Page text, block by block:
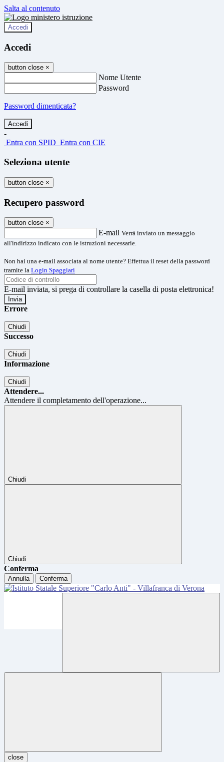
Salta al contenuto
Accedi
Accedi
button close ×
Nome Utente
Password
Password dimenticata?
-
Entra con SPID Entra con CIE
Seleziona utente
button close ×
Recupero password
button close ×
E-mail Verrà inviato un messaggio
all'indirizzo indicato con le istruzioni necessarie.
Non hai una e-mail associata al nome utente? Effettua il reset della password
tramite la Login Spaggiari
E-mail inviata, si prega di controllare la casella di posta elettronica!
Errore
Chiudi
Successo
Chiudi
Informazione
Chiudi
Attendere...
Attendere il completamento dell'operazione...
Chiudi
Chiudi
Conferma
Annulla Conferma
close